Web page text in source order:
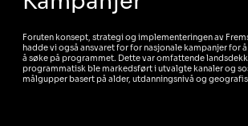
Foruten konsept, strategi og implementeringen av
hadde vi også ansvaret for for nasjonale kampanjer for
å søke på programmet. Dette var omfattende
programmatisk ble markedsført i utvalgte kanaler og
målgupper basert på alder, utdanningsnivå og